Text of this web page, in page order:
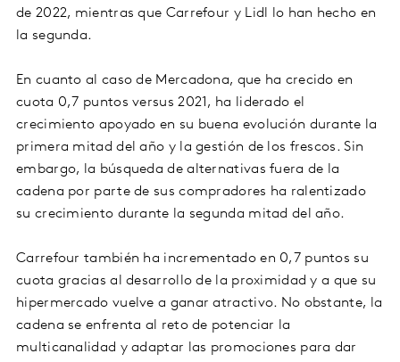
de 2022, mientras que Carrefour y Lidl lo han hecho en
la segunda.
En cuanto al caso de Mercadona, que ha crecido en
cuota 0,7 puntos versus 2021, ha liderado el
crecimiento apoyado en su buena evolución durante la
primera mitad del año y la gestión de los frescos. Sin
embargo, la búsqueda de alternativas fuera de la
cadena por parte de sus compradores ha ralentizado
su crecimiento durante la segunda mitad del año.
Carrefour también ha incrementado en 0,7 puntos su
cuota gracias al desarrollo de la proximidad y a que su
hipermercado vuelve a ganar atractivo. No obstante, la
cadena se enfrenta al reto de potenciar la
multicanalidad y adaptar las promociones para dar